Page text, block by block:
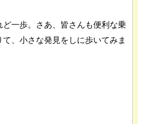
ど一歩。さあ、皆さんも便利な乗
て、小さな発見をしに歩いてみま